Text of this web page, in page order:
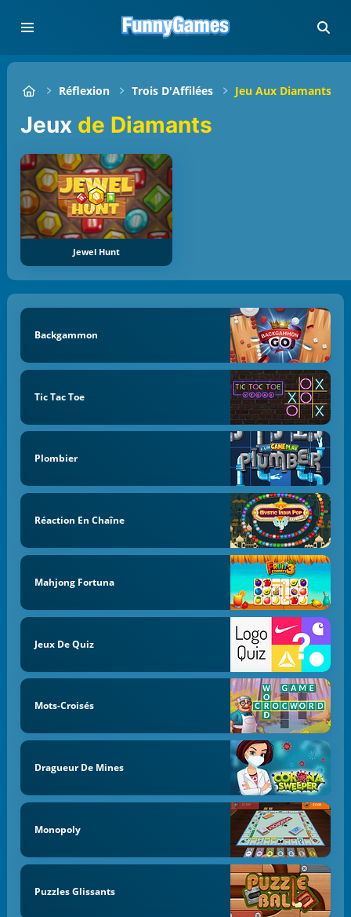
Réflexion Trois D'Affilées Jeu Aux Diamants
Jeux de Diamants
Jewel Hunt
Backgammon
Tic Tac Toe
Plombier
Réaction En Chaîne
Mahjong Fortuna
Jeux De Quiz
Mots-Croisés
Dragueur De Mines
Monopoly
Puzzles Glissants